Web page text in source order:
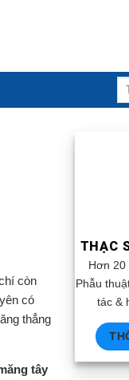
còn
có
thẳng
tây
THẠC
Hơn 20
Phẫu
tác &